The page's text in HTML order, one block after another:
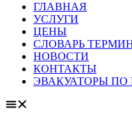
ГЛАВНАЯ
УСЛУГИ
ЦЕНЫ
СЛОВАРЬ
НОВОСТИ
КОНТАКТЫ
ЭВАКУАТОРЫ ПО